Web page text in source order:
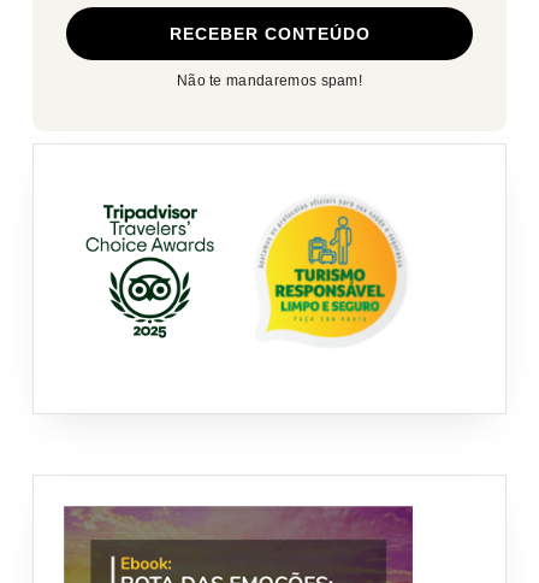
Não te mandaremos spam!